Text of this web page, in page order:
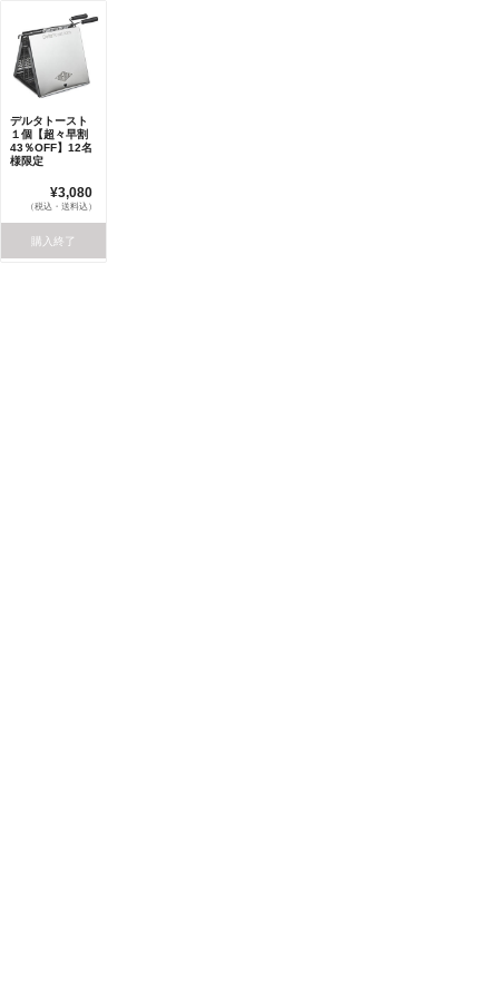
デルタトースト
１個【超々早割
43％OFF】12名
様限定
¥3,080
（税込・送料込）
購入終了